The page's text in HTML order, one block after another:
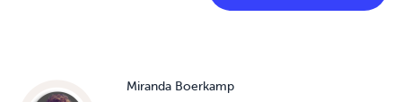
Miranda Boerkamp